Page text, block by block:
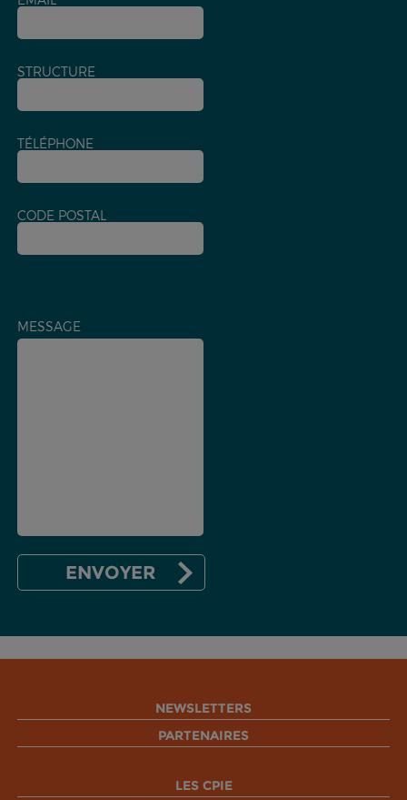
STRUCTURE
TÉLÉPHONE
CODE POSTAL
MESSAGE
NEWSLETTERS
PARTENAIRES
LES CPIE